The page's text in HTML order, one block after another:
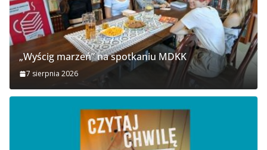
„Wyścig marzeń” na spotkaniu MDKK
7 sierpnia 2026